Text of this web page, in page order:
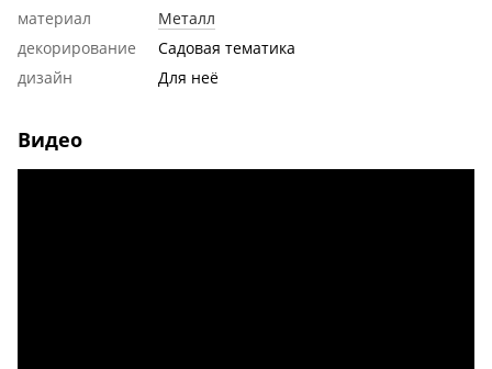
материал
Металл
декорирование
Садовая тематика
дизайн
Для неё
Видео